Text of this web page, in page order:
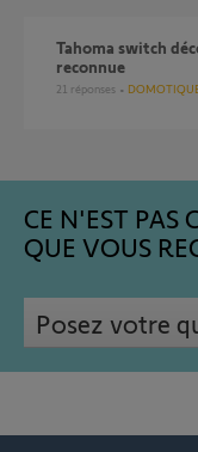
Tahoma switch déconnectée de mon appli et n est plus
reconnue
21 réponses
CE N'EST PAS
QUE VOUS
Posez votre